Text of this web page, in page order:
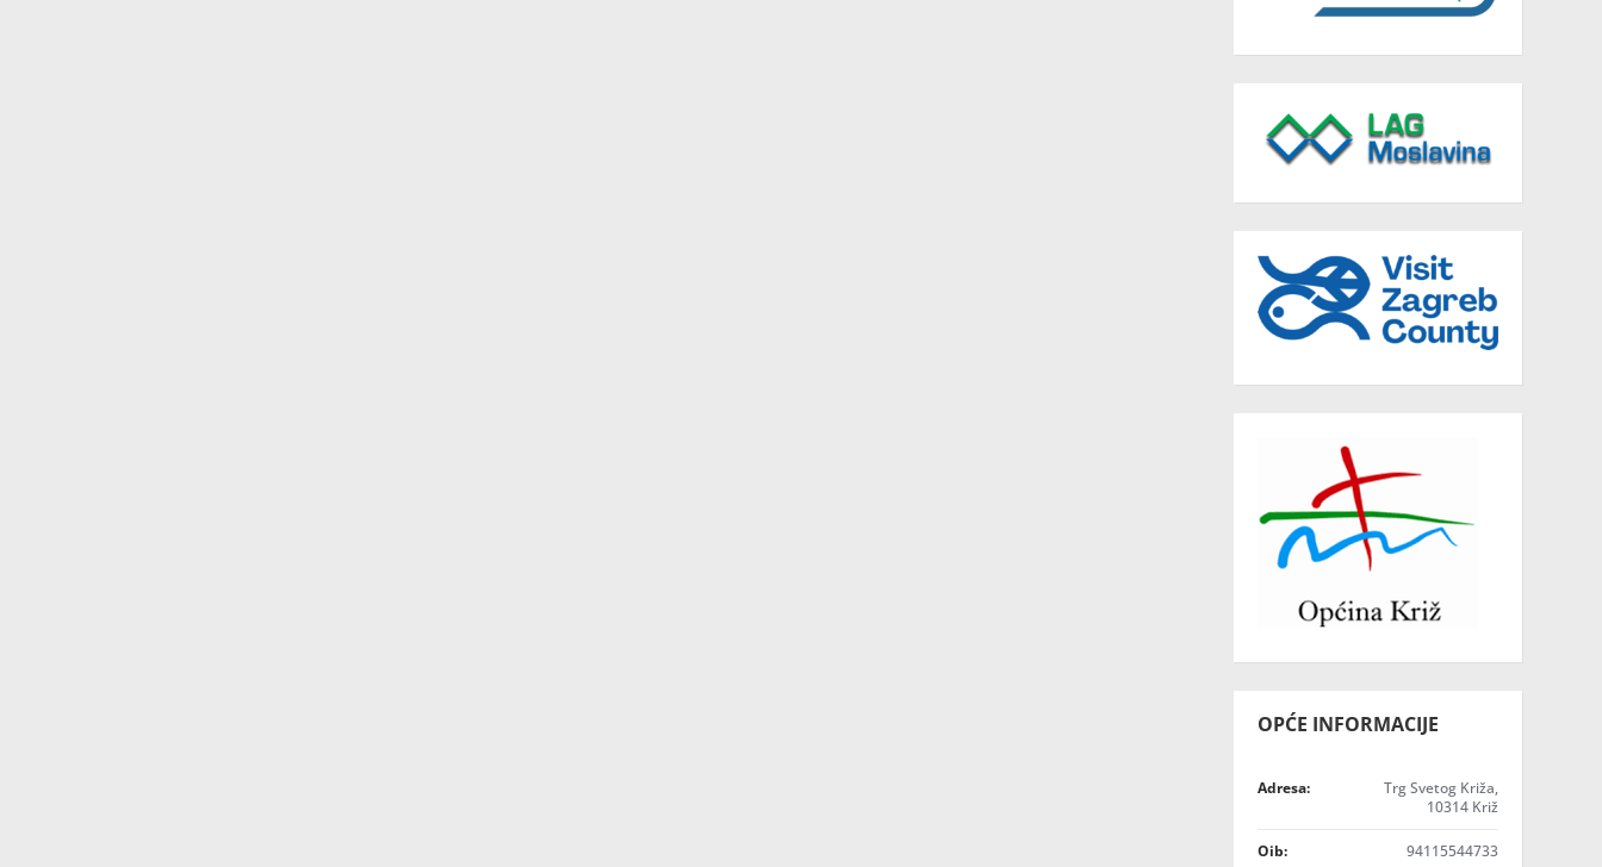
OPĆE INFORMACIJE
Adresa:
Trg Svetog Križa,
10314 Križ
Oib: 94115544733